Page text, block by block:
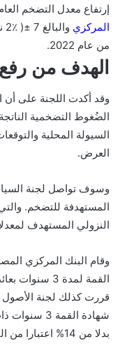
إرتفاع معدل التضخم
المركزي
من عام 2022.
الهدف من رفع
وقد أكدت اللجنة على أن
الضُغوط التضخمية
السيولة المحلية
العرض.
وسوف تواصل لجنة
النزولي المستهدف
وقام البنك المركزي
قررت كذلك لجنة الأصول
بدلا من 14%